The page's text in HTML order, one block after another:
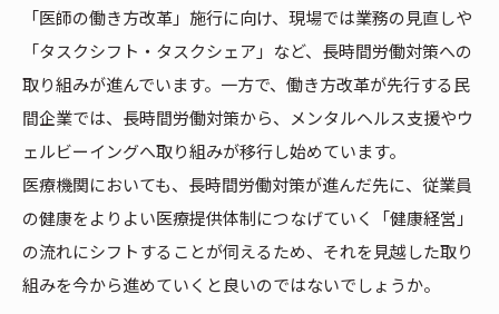
「医師の働き方改革」施行に向け、現場では業務の見直しや
「タスクシフト・タスクシェア」など、長時間労働対策への
取り組みが進んでいます。一方で、働き方改革が先行する民
間企業では、長時間労働対策から、メンタルヘルス支援やウ
ェルビーイングへ取り組みが移行し始めています。
医療機関においても、長時間労働対策が進んだ先に、従業員
の健康をよりよい医療提供体制につなげていく「健康経営」
の流れにシフトすることが伺えるため、それを見越した取り
組みを今から進めていくと良いのではないでしょうか。